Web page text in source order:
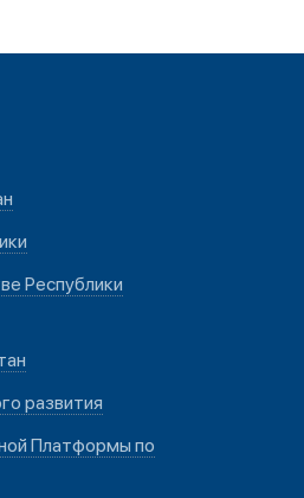
Республики
развития
Платформы по